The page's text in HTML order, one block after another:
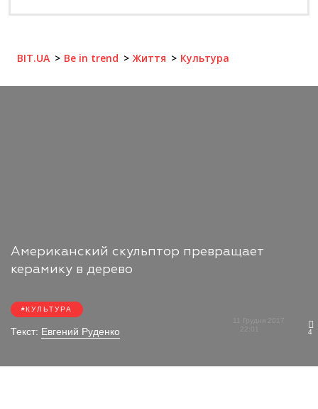
BIT.UA Be in trend Життя Культура
Американский скульптор превращает
керамику в дерево
КУЛЬТУРА
Текст: Евгений Руденко
11 Грудня 2017
4